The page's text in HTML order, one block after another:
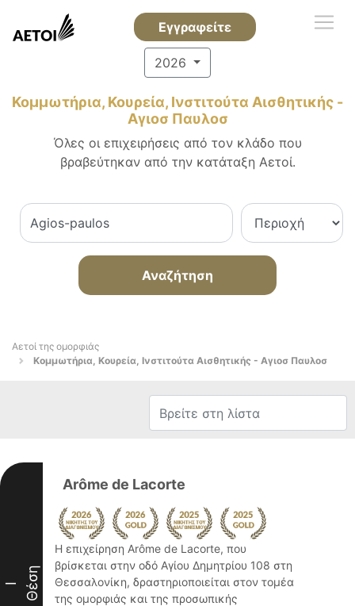
Εγγραφείτε
2026
Κομμωτήρια, Κουρεία, Ινστιτούτα Αισθητικής -
Αγιοσ Παυλοσ
Όλες οι επιχειρήσεις από τον κλάδο που
βραβεύτηκαν από την κατάταξη Αετοί.
Αναζήτηση
Αετοί της ομορφιάς
Κομμωτήρια, Κουρεία, Ινστιτούτα Αισθητικής - Αγιοσ Παυλοσ
I Θέση
Arôme de Lacorte
Η επιχείρηση Arôme de Lacorte, που
βρίσκεται στην οδό Αγίου Δημητρίου 108 στη
Θεσσαλονίκη, δραστηριοποιείται στον τομέα
της ομορφιάς και της προσωπικής